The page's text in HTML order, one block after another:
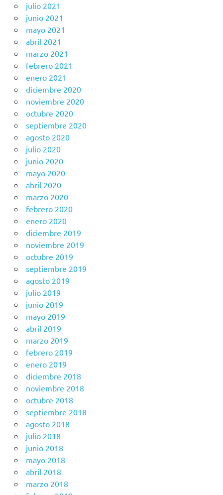
julio 2021
junio 2021
mayo 2021
abril 2021
marzo 2021
febrero 2021
enero 2021
diciembre 2020
noviembre 2020
octubre 2020
septiembre 2020
agosto 2020
julio 2020
junio 2020
mayo 2020
abril 2020
marzo 2020
febrero 2020
enero 2020
diciembre 2019
noviembre 2019
octubre 2019
septiembre 2019
agosto 2019
julio 2019
junio 2019
mayo 2019
abril 2019
marzo 2019
febrero 2019
enero 2019
diciembre 2018
noviembre 2018
octubre 2018
septiembre 2018
agosto 2018
julio 2018
junio 2018
mayo 2018
abril 2018
marzo 2018